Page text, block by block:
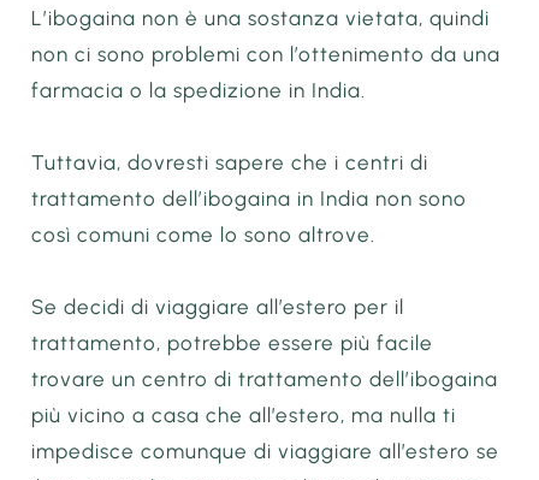
L’ibogaina non è una sostanza vietata, quindi
non ci sono problemi con l’ottenimento da una
farmacia o la spedizione in India.
Tuttavia, dovresti sapere che i centri di
trattamento dell’ibogaina in India non sono
così comuni come lo sono altrove.
Se decidi di viaggiare all’estero per il
trattamento, potrebbe essere più facile
trovare un centro di trattamento dell’ibogaina
più vicino a casa che all’estero, ma nulla ti
impedisce comunque di viaggiare all’estero se